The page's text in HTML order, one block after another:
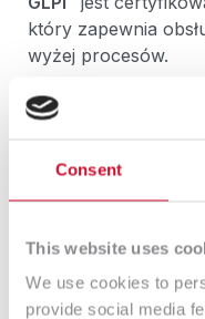
Consent
This website uses
We use cookies to
provide social media
który zapewnia
wyżej procesów.
Co to jest ITIL?
obszaru IT. Na ITIL
sprawdzonych
wykorzystywane